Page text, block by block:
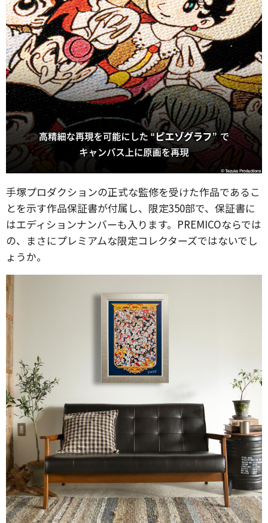
手塚プロダクションの正式な監修を受けた作品であるこ
とを示す作品保証書が付属し、限定350部で、保証書に
はエディションナンバーも入ります。PREMICOならでは
の、まさにプレミアムな限定コレクターズではないでし
ょうか。